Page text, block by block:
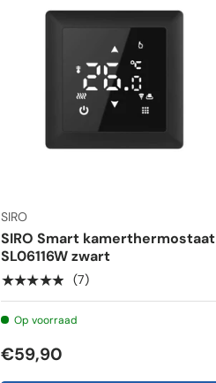
SIRO
SIRO Smart kamerthermostaat
SL06116W zwart
★★★★★ (7)
Op voorraad
€59,90